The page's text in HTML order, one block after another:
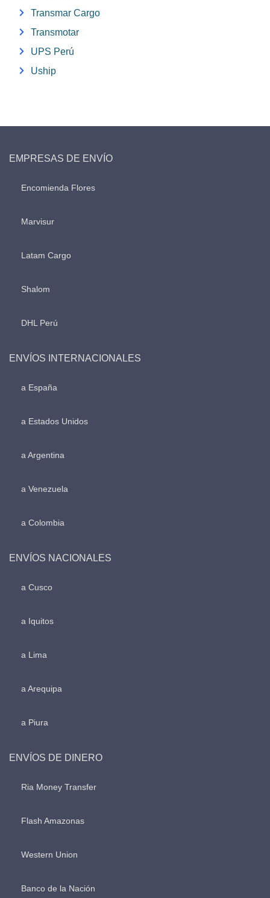
Transmar Cargo
Transmotar
UPS Perú
Uship
EMPRESAS DE ENVÍO
Encomienda Flores
Marvisur
Latam Cargo
Shalom
DHL Perú
ENVÍOS INTERNACIONALES
a España
a Estados Unidos
a Argentina
a Venezuela
a Colombia
ENVÍOS NACIONALES
a Cusco
a Iquitos
a Lima
a Arequipa
a Piura
ENVÍOS DE DINERO
Ria Money Transfer
Flash Amazonas
Western Union
Banco de la Nación